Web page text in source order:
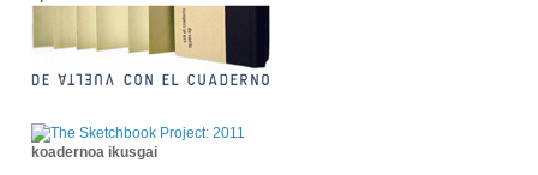
koadernoa ikusgai